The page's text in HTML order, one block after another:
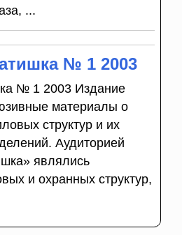
...
№ 1 2003
№ 1 2003 Издание
материалы о
структур и их
Аудиторией
являлись
и охранных структур,